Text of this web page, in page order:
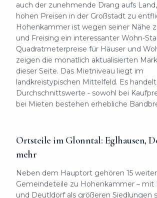
auch der zunehmende Drang aufs
hohen Preisen in der Großstadt zu
Hohenkammer ist wegen seiner Nähe
und Freising ein interessanter Wohn-
Quadratmeterpreise für Häuser und
zeigen die monatlich aktualisierten
dieser Seite. Das Mietniveau liegt im
landkreistypischen Mittelfeld. Es
Durchschnittswerte - sowohl bei
bei Mieten bestehen erhebliche
Ortsteile im Glonntal: Eglhausen,
mehr
Neben dem Hauptort gehören 15
Gemeindeteile zu Hohenkammer – mit
und Deutldorf als größeren Siedlungen